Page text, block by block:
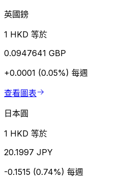
英國鎊
1 HKD 等於
0.0947641 GBP
+0.0001 (0.05%) 每週
查看圖表
日本圓
1 HKD 等於
20.1997 JPY
-0.1515 (0.74%) 每週